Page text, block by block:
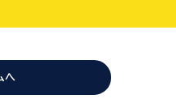
へ